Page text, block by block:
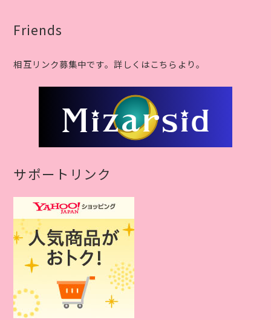
Friends
相互リンク募集中です。詳しくはこちらより。
サポートリンク